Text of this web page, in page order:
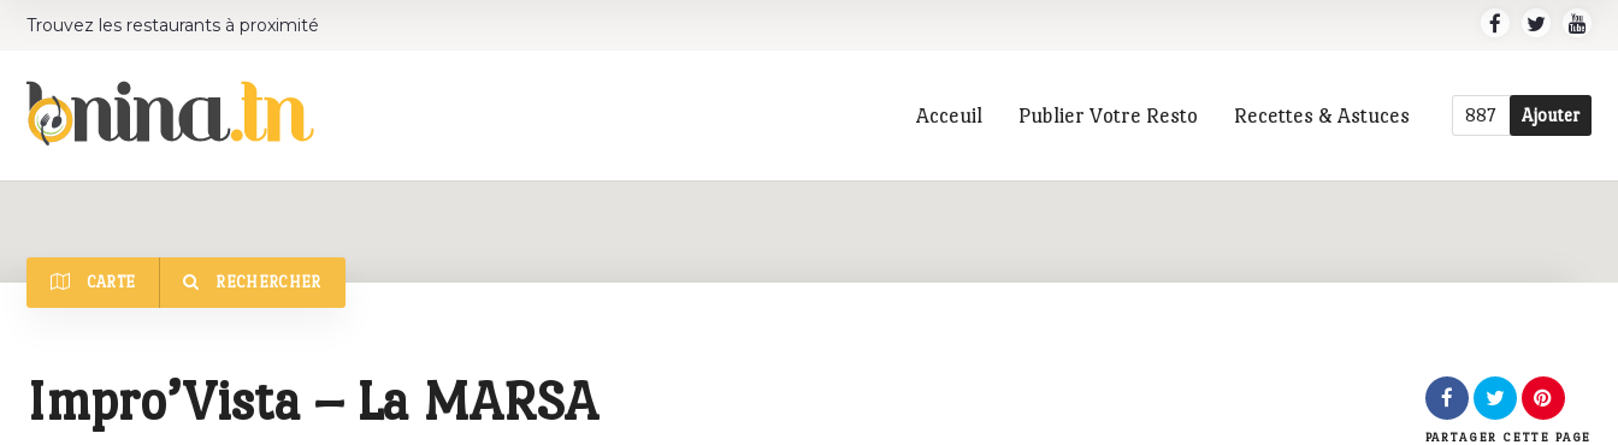
Trouvez les restaurants à proximité
Acceuil Publier Votre Resto Recettes & Astuces 887 Ajouter
CARTE RECHERCHER
Catégorie
Impro’Vista – La MARSA
PARTAGER CETTE PAGE